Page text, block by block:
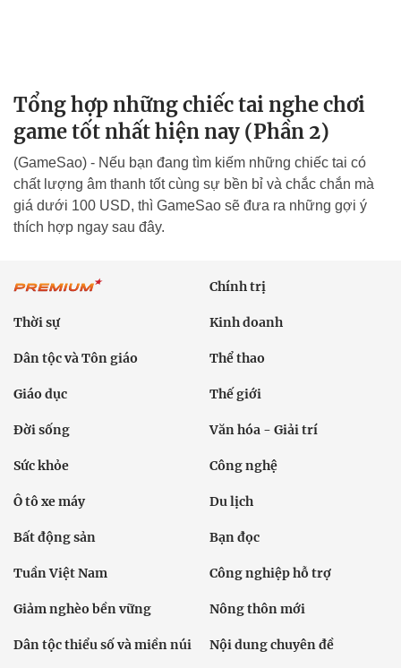
Tổng hợp những chiếc tai nghe chơi
game tốt nhất hiện nay (Phần 2)
(GameSao) - Nếu bạn đang tìm kiếm những chiếc tai có
chất lượng âm thanh tốt cùng sự bền bỉ và chắc chắn mà
giá dưới 100 USD, thì GameSao sẽ đưa ra những gợi ý
thích hợp ngay sau đây.
Chính trị
Thời sự Kinh doanh
Dân tộc và Tôn giáo Thể thao
Giáo dục Thế giới
Đời sống Văn hóa - Giải trí
Sức khỏe Công nghệ
Ô tô xe máy Du lịch
Bất động sản Bạn đọc
Tuần Việt Nam Công nghiệp hỗ trợ
Giảm nghèo bền vững Nông thôn mới
Dân tộc thiểu số và miền núi Nội dung chuyên đề